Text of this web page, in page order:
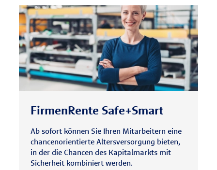
FirmenRente Safe+Smart
Ab sofort können Sie Ihren Mitarbeitern eine
chancenorientierte Altersversorgung bieten,
in der die Chancen des Kapitalmarkts mit
Sicherheit kombiniert werden.